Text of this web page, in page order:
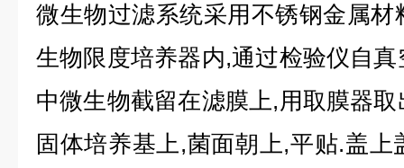
微生物过滤系统采用不锈钢金属
生物限度培养器内,通过检验仪自
中微生物截留在滤膜上,用取膜器
固体培养基上,菌面朝上,平贴.盖